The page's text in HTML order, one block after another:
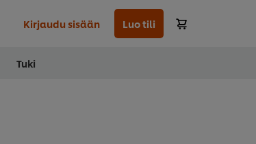
Kirjaudu sisään Luo tili
Tuki